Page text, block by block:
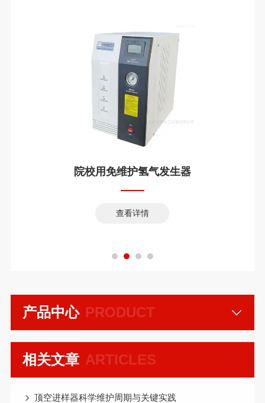
院校用免维护氢气发生器
查看详情
PRODUCT
产品中心
ARTICLES
相关文章
顶空进样器科学维护周期与关键实践